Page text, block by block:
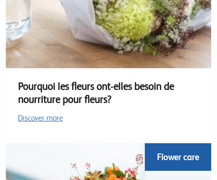
Pourquoi les fleurs ont-elles besoin de
nourriture pour fleurs?
Discover more
Flower care